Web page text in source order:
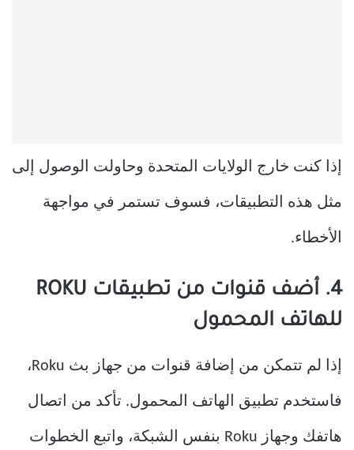
إذا كنت خارج الولايات المتحدة وحاولت الوصول إلى
مثل هذه التطبيقات، فسوف تستمر في مواجهة
الأخطاء.
4. أضف قنوات من تطبيقات ROKU
للهاتف المحمول
إذا لم تتمكن من إضافة قنوات من جهاز بث Roku،
فاستخدم تطبيق الهاتف المحمول. تأكد من اتصال
هاتفك وجهاز Roku بنفس الشبكة، واتبع الخطوات